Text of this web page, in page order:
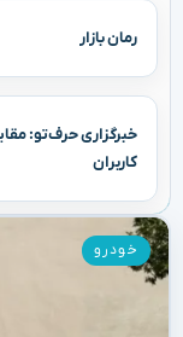
رمان بازار
خبرگزاری حرف‌تو:
کاربران
خودرو